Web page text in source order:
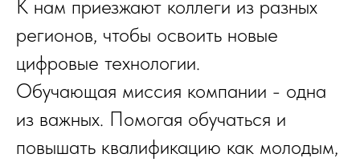
К нам приезжают коллеги из разных
регионов, чтобы освоить новые
цифровые технологии.
Обучающая миссия компании - одна
из важных. Помогая обучаться и
повышать квалификацию как молодым,